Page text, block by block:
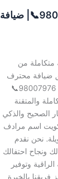
تاجير كراسي مناسبات 98007976📞| ضيافة
من
ضيافة محترف
ودعم لوجستي لنجاح حفلك. اتصل الآن 98007976📞
والمتقنة
الصحيح والذكي
اسم مرادف
نحن نقدم
ونجاح احتفالك
وتوفير
بالخبرة